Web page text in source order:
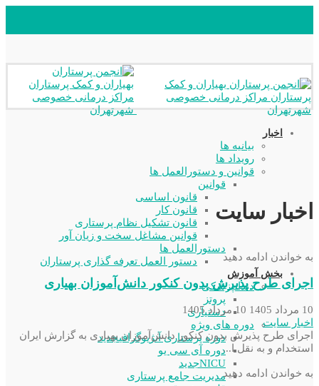
اخبار
بیانیه ها
رویداد ها
قوانین و دستورالعمل ها
قوانین
قانون اساسی
قانون کار
قانون تشکیل نظام پرستاری
قوانین مشاغل سخت و زیان آور
دستورالعمل ها
دستور العمل تعرفه گذاری پرستاران
بخش آموزش
دندانپزشکی
پروتز
دستیاری
دوره های ویژه
دوره پرستاری آنژیوگرافیجدید
دوره آی سی یو
NICUجدید
مدیریت جامع پرستاری
اخبار سایت
به خواندن ادامه دهید
اجرای طرح پذیرش بدون کنکور دانش‌آموزان بهیاری
10 مرداد 1405
10 مرداد 1405
اخبار سایت
اجرای طرح پذیرش بدون کنکور دانش‌آموزان بهیاری به گزارش ایران
استخدام و به نقل ا...
به خواندن ادامه دهید